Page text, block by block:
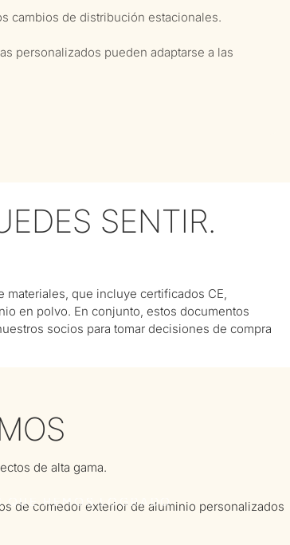
cambios de distribución estacionales.
personalizados pueden adaptarse a las
SENTIR.
que incluye certificados CE,
en polvo. En conjunto, estos documentos
socios para tomar decisiones de compra
de alta gama.
QUE HEMOS LOGRADO